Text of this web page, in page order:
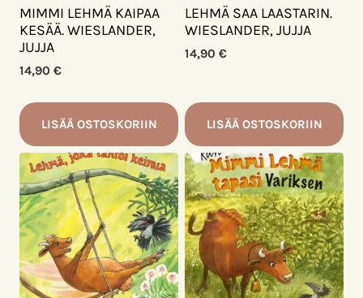
MIMMI LEHMÄ KAIPAA
KESÄÄ. WIESLANDER,
JUJJA
14,90 €
LISÄÄ OSTOSKORIIN
LEHMÄ SAA LAASTARIN.
WIESLANDER, JUJJA
14,90 €
LISÄÄ OSTOSKORIIN